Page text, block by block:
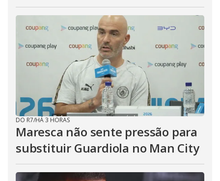
DO R7/HÁ 3 HORAS
Maresca não sente pressão para
substituir Guardiola no Man City